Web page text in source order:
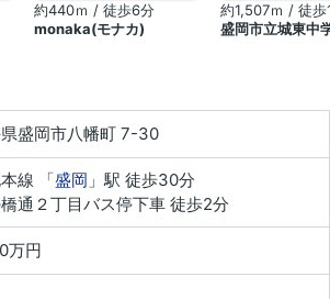
約440ｍ / 徒歩6分
monaka(モナカ)
約1,507ｍ / 徒歩
盛岡市立城東中
盛岡市八幡町 7-30
線 「盛岡 」駅 徒歩30分
通２丁目バス停下車 徒歩2分
万円